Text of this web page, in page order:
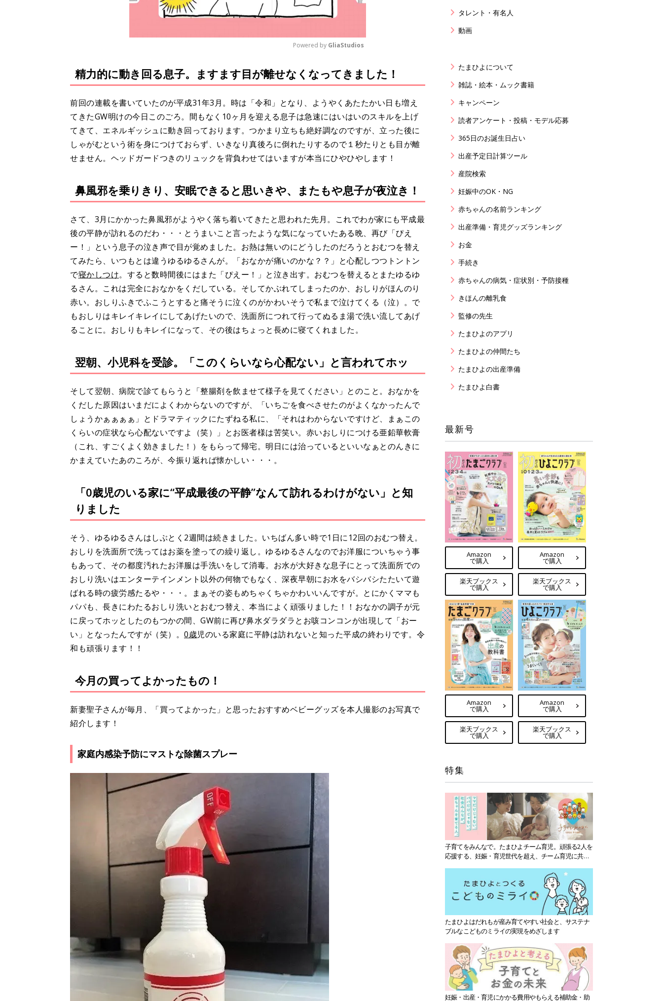
M
u
t
e
Powered by GliaStudios
精力的に動き回る息子。ますます目が離せなくなってきました！
前回の連載を書いていたのが平成31年3月。時は「令和」となり、ようやくあたたかい日も増え
てきたGW明けの今日このごろ。間もなく10ヶ月を迎える息子は急速にはいはいのスキルを上げ
てきて、エネルギッシュに動き回っております。つかまり立ちも絶好調なのですが、立った後に
しゃがむという術を身につけておらず、いきなり真後ろに倒れたりするので１秒たりとも目が離
せません。ヘッドガードつきのリュックを背負わせてはいますが本当にひやひやします！
鼻風邪を乗りきり、安眠できると思いきや、またもや息子が夜泣き！
さて、3月にかかった鼻風邪がようやく落ち着いてきたと思われた先月。これでわが家にも平成最
後の平静が訪れるのだわ・・・とうまいこと言ったような気になっていたある晩、再び「ぴえ
ー！」という息子の泣き声で目が覚めました。お熱は無いのにどうしたのだろうとおむつを替え
てみたら、いつもとは違うゆるゆるさんが。「おなかが痛いのかな？？」と心配しつつトントン
で寝かしつけ。すると数時間後にはまた「ぴえー！」と泣き出す。おむつを替えるとまたゆるゆ
るさん。これは完全におなかをくだしている。そしてかぶれてしまったのか、おしりがほんのり
赤い。おしりふきでふこうとすると痛そうに泣くのがかわいそうで私まで泣けてくる（泣）。で
もおしりはキレイキレイにしてあげたいので、洗面所につれて行ってぬるま湯で洗い流してあげ
ることに。おしりもキレイになって、その後はちょっと長めに寝てくれました。
翌朝、小児科を受診。「このくらいなら心配ない」と言われてホッ
そして翌朝、病院で診てもらうと「整腸剤を飲ませて様子を見てください」とのこと。おなかを
くだした原因はいまだによくわからないのですが、「いちごを食べさせたのがよくなかったんで
しょうかぁぁぁぁ」とドラマティックにたずねる私に、「それはわからないですけど、まぁこの
くらいの症状なら心配ないですよ（笑）」とお医者様は苦笑い。赤いおしりにつける亜鉛華軟膏
（これ、すごくよく効きました！）をもらって帰宅。明日には治っているといいなぁとのんきに
かまえていたあのころが、今振り返れば懐かしい・・・。
「0歳児のいる家に“平成最後の平静”なんて訪れるわけがない」と知
りました
そう、ゆるゆるさんはしぶとく2週間は続きました。いちばん多い時で1日に12回のおむつ替え。
おしりを洗面所で洗ってはお薬を塗っての繰り返し。ゆるゆるさんなのでお洋服についちゃう事
もあって、その都度汚れたお洋服は手洗いをして消毒。お水が大好きな息子にとって洗面所での
おしり洗いはエンターテインメント以外の何物でもなく、深夜早朝にお水をバシバシたたいて遊
ばれる時の疲労感たるや・・・。まぁその姿もめちゃくちゃかわいいんですが。とにかくママも
パパも、長きにわたるおしり洗いとおむつ替え、本当によく頑張りました！！おなかの調子が元
に戻ってホッとしたのもつかの間、GW前に再び鼻水ダラダラとお咳コンコンが出現して「おー
い」となったんですが（笑）。 0歳児のいる家庭に平静は訪れないと知った平成の終わりです。令
和も頑張ります！！
今月の買ってよかったもの！
新妻聖子さんが毎月、「買ってよかった」と思ったおすすめベビーグッズを本人撮影のお写真で
紹介します！
家庭内感染予防にマストな除菌スプレー
タレント・有名人
動画
たまひよについて
雑誌・絵本・ムック書籍
キャンペーン
読者アンケート・投稿・モデル応募
365日のお誕生日占い
出産予定日計算ツール
産院検索
妊娠中のOK・NG
赤ちゃんの名前ランキング
出産準備・育児グッズランキング
お金
手続き
赤ちゃんの病気・症状別・予防接種
きほんの離乳食
監修の先生
たまひよのアプリ
たまひよの仲間たち
たまひよの出産準備
たまひよ白書
最新号
Amazon
で購入
楽天ブックス
で購入
Amazon
で購入
楽天ブックス
で購入
Amazon
で購入
楽天ブックス
で購入
Amazon
で購入
楽天ブックス
で購入
特集
子育てをみんなで。たまひよチーム育児。頑張る2人を
応援する、妊娠・育児世代を超え、チーム育児に共感
たまひよはだれもが産み育てやすい社会と、サステナ
ブルなこどものミライの実現をめざします
妊娠・出産・育児にかかる費用やもらえる補助金・助